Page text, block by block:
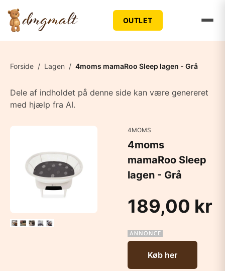
OUTLET
Forside / Lagen / 4moms mamaRoo Sleep lagen - Grå
Dele af indholdet på denne side kan være genereret
med hjælp fra AI.
4MOMS
4moms
mamaRoo Sleep
lagen - Grå
189,00 kr
Køb her